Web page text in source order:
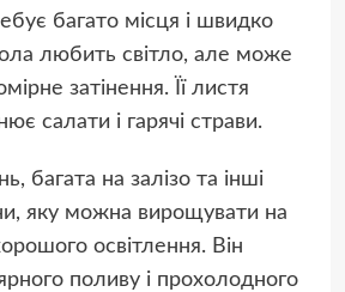
багато місця і швидко
любить світло, але може
затінення. Її листя
салати і гарячі страви.
багата на залізо та інші
яку можна вирощувати на
освітлення. Він
поливу і прохолодного